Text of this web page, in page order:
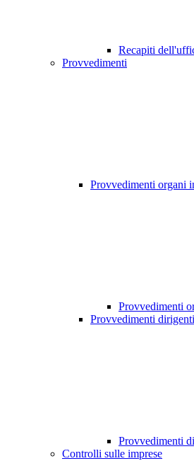
Recapiti
Provvedimenti
Provvedimenti organi
Provvedimenti
Provvedimenti
Provvedimenti
Controlli sulle imprese